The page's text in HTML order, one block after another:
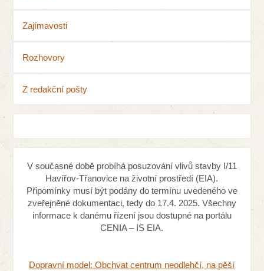
Zajímavosti
Rozhovory
Z redakční pošty
V současné době probíhá posuzování vlivů stavby I/11
Havířov-Třanovice na životní prostředí (EIA).
Připomínky musí být podány do termínu uvedeného ve
zveřejněné dokumentaci, tedy do 17.4. 2025. Všechny
informace k danému řízení jsou dostupné na portálu
CENIA – IS EIA.
Dopravní model: Obchvat centrum neodlehčí, na pěší